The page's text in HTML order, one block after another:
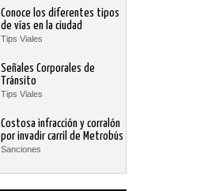
Conoce los diferentes tipos
de vías en la ciudad
Tips Viales
Señales Corporales de
Tránsito
Tips Viales
Costosa infracción y corralón
por invadir carril de Metrobús
Sanciones